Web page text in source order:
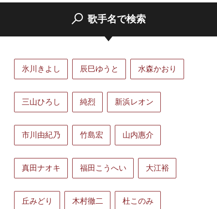
歌手名で検索
氷川きよし 辰巳ゆうと 水森かおり
三山ひろし 純烈 新浜レオン
市川由紀乃 竹島宏 山内惠介
真田ナオキ 福田こうへい 大江裕
丘みどり 木村徹二 杜このみ